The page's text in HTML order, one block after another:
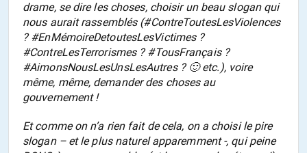
drame, se dire les choses, choisir un beau slogan qui
nous aurait rassemblés (#ContreToutesLesViolences
? #EnMémoireDetoutesLesVictimes ?
#ContreLesTerrorismes ? #TousFrançais ?
#AimonsNousLesUnsLesAutres ? 🙂 etc.), voire
même, même, demander des choses au
gouvernement !
Et comme on n’a rien fait de cela, on a choisi le pire
slogan – et le plus naturel apparemment -, qui peine